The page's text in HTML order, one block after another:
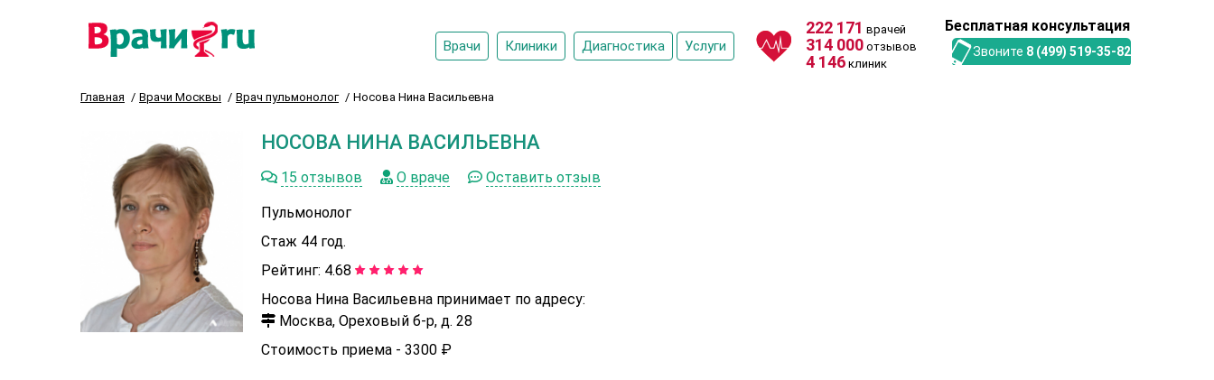
Врачи Клиники Диагностика Услуги
222 171 врачей
314 000 отзывов
4 146 клиник
Бесплатная консультация
Звоните 8 (499) 519-35-82
Главная Врачи Москвы Врач пульмонолог Носова Нина Васильевна
НОСОВА НИНА ВАСИЛЬЕВНА
15 отзывов О враче Оставить отзыв
Пульмонолог
Стаж 44 год.
Рейтинг: 4.68
Носова Нина Васильевна принимает по адресу:
Москва, Ореховый б-р, д. 28
Стоимость приема - 3300 ₽